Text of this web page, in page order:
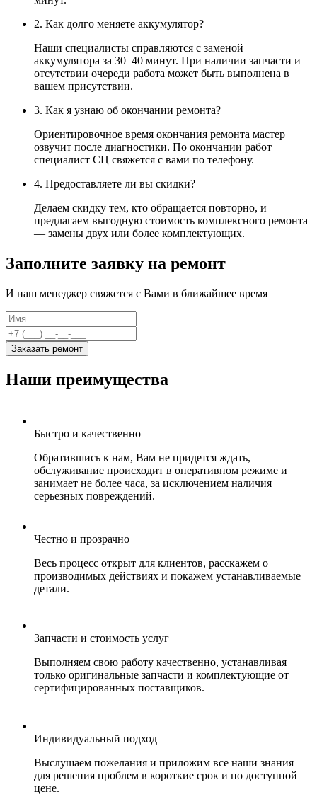
2. Как долго меняете аккумулятор?
Наши специалисты справляются с заменой
аккумулятора за 30–40 минут. При наличии запчасти и
отсутствии очереди работа может быть выполнена в
вашем присутствии.
3. Как я узнаю об окончании ремонта?
Ориентировочное время окончания ремонта мастер
озвучит после диагностики. По окончании работ
специалист СЦ свяжется с вами по телефону.
4. Предоставляете ли вы скидки?
Делаем скидку тем, кто обращается повторно, и
предлагаем выгодную стоимость комплексного ремонта
— замены двух или более комплектующих.
Заполните заявку на ремонт
И наш менеджер свяжется с Вами в ближайшее время
Заказать ремонт
Наши преимущества
Быстро и качественно
Обратившись к нам, Вам не придется ждать,
обслуживание происходит в оперативном режиме и
занимает не более часа, за исключением наличия
серьезных повреждений.
Честно и прозрачно
Весь процесс открыт для клиентов, расскажем о
производимых действиях и покажем устанавливаемые
детали.
Запчасти и стоимость услуг
Выполняем свою работу качественно, устанавливая
только оригинальные запчасти и комплектующие от
сертифицированных поставщиков.
Индивидуальный подход
Выслушаем пожелания и приложим все наши знания
для решения проблем в короткие срок и по доступной
цене.